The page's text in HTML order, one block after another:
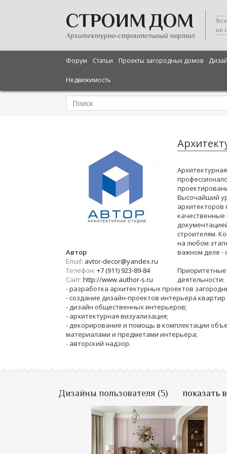
СТРОИМ ДОМ
Архитектурно-строительный портал
на
Форум Статьи Проекты загородных домов
Недвижимость
Автор
Email: avtor-decor@yandex.ru
Телефон: +7 (911) 923-89-84
Сайт: http://www.author-s.ru
Высочайший
архитекторов
строителям.
на любом
важном деле -
деятельности:
- разработка архитектурных проектов
- создание дизайн-проектов интерьера
- дизайн общественных интерьеров;
- архитектурная визуализация;
- декорирование и помощь в комплектации
материалами и предметами интерьера;
- авторский надзор.
Дизайны пользователя (5)показать